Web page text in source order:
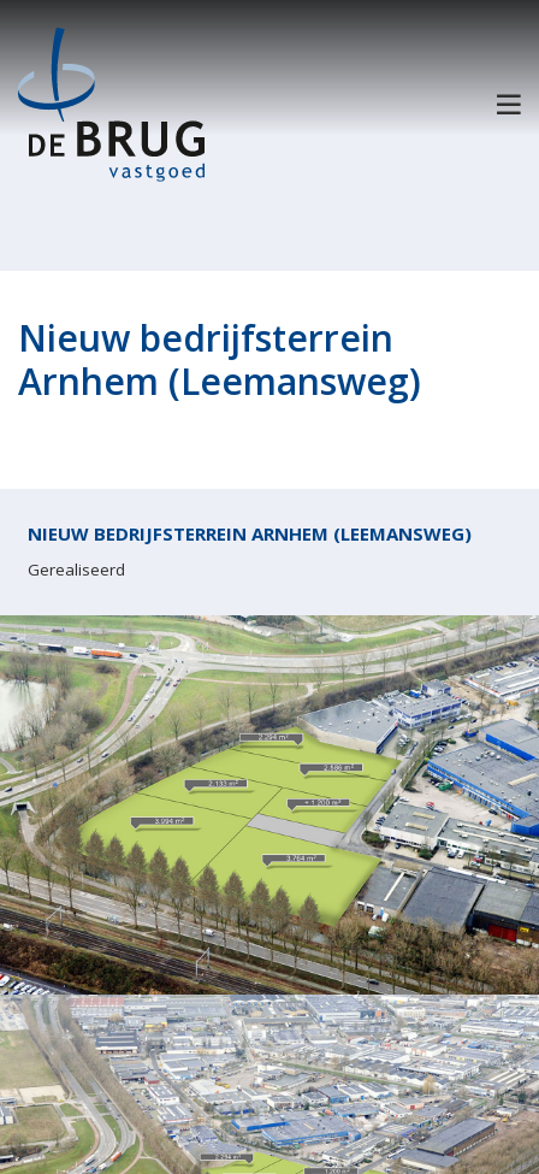
Nieuw bedrijfsterrein
Arnhem (Leemansweg)
NIEUW BEDRIJFSTERREIN ARNHEM (LEEMANSWEG)
Gerealiseerd